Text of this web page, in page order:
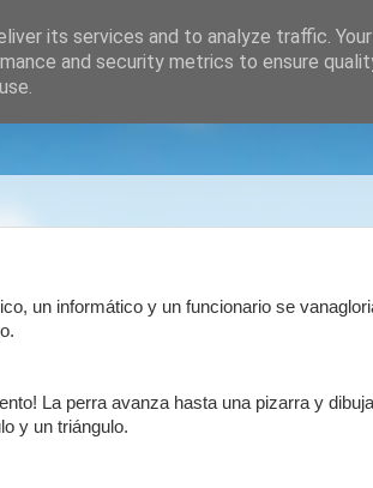
un informático y un funcionario se
La perra avanza hasta una pizarra y dibuja
y un triángulo.
its services and to analyze traffic.
and security metrics to ensure